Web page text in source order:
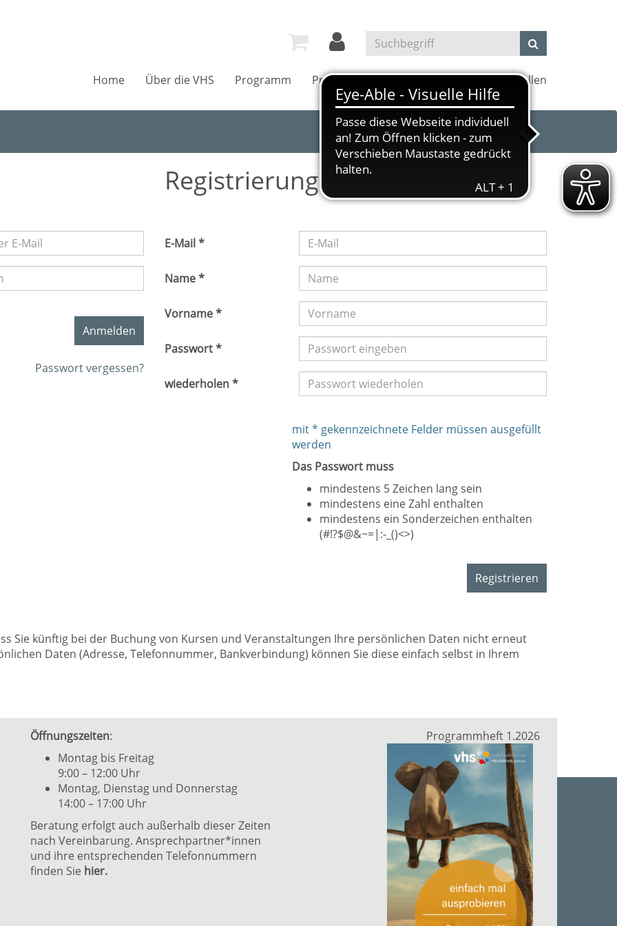
Home Über die VHS Programm Projekte Kultur und Kino Außenstellen
Anmelden
Passwort vergessen?
Registrierung
E-Mail *
Name *
Vorname *
Passwort *
wiederholen *
mit * gekennzeichnete Felder müssen ausgefüllt
werden
Das Passwort muss
mindestens 5 Zeichen lang sein
mindestens eine Zahl enthalten
mindestens ein Sonderzeichen enthalten
(#!?$@&~=|:-_()<>)
Registrieren
Sie künftig bei der Buchung von Kursen und Veranstaltungen Ihre persönlichen Daten nicht erneut
Daten (Adresse, Telefonnummer, Bankverbindung) können Sie diese einfach selbst in Ihrem
Öffnungszeiten:
Montag bis Freitag
9:00 – 12:00 Uhr
Montag, Dienstag und Donnerstag
14:00 – 17:00 Uhr
Beratung erfolgt auch außerhalb dieser Zeiten
nach Vereinbarung. Ansprechpartner*innen
und ihre entsprechenden Telefonnummern
finden Sie hier.
Programmheft 1.2026